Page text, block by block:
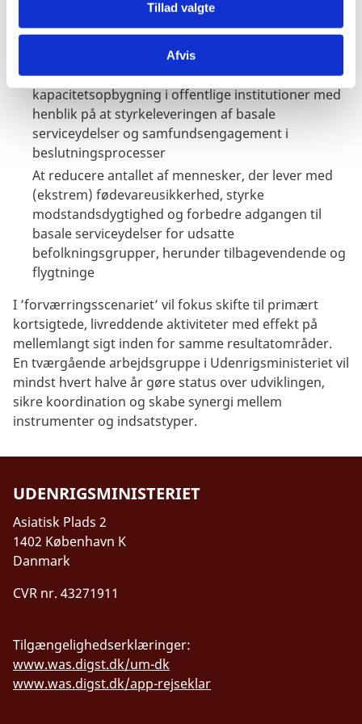
Tillad valgte
Afvis
ansvar for at beskytte
At reducere kønsbaseret vold og øge kvinders
At fremme inklusiv regeringsførelse via
kapacitetsopbygning i offentlige institutioner med
henblik på at styrkeleveringen af basale
serviceydelser og samfundsengagement i
beslutningsprocesser
At reducere antallet af mennesker, der lever med
(ekstrem) fødevareusikkerhed, styrke
modstandsdygtighed og forbedre adgangen til
basale serviceydelser for udsatte
befolkningsgrupper, herunder tilbagevendende og
flygtninge
I ’forværringsscenariet’ vil fokus skifte til primært
kortsigtede, livreddende aktiviteter med effekt på
mellemlangt sigt inden for samme resultatområder.
En tværgående arbejdsgruppe i Udenrigsministeriet vil
mindst hvert halve år gøre status over udviklingen,
sikre koordination og skabe synergi mellem
instrumenter og indsatstyper.
UDENRIGSMINISTERIET
Asiatisk Plads 2
1402 København K
Danmark
CVR nr. 43271911
Tilgængelighedserklæringer:
www.was.digst.dk/um-dk
www.was.digst.dk/app-rejseklar